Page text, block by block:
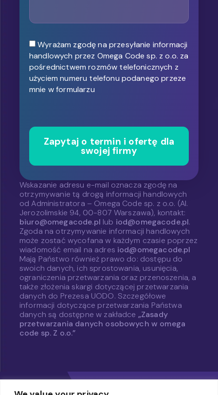
Wyrażam zgodę na przesyłanie informacji
handlowych przez Omega Code sp. z o.o. za
pośrednictwem rozmów telefonicznych z
użyciem numeru telefonu podanego przeze
mnie w formularzu
Zapytaj o termin i ofertę dla
swojej firmy
Wskazanie adresu e-mail oznacza zgodę na
otrzymywanie tą drogą informacji handlowych
od Administratora – Omega Code sp. z o.o. (Al.
Jerozolimskie 94, 00-807 Warszawa), kontakt:
biuro@omegacode.pl lub iod@omegacode.pl.
Zgoda na otrzymywanie informacji handlowych
może zostać wycofana w każdym czasie poprzez
wiadomość email na adres iod@omegacode.pl
Mają Państwo również prawo do: dostępu do
swoich danych, ich sprostowania, usunięcia,
ograniczenia przetwarzania oraz przenoszenia, a
także złożenia skargi dotyczącej przetwarzania
danych do Prezesa UODO. Szczegółowe
informacji dotyczące przetwarzania Państwa
danych są dostępne w zakładce „Zasady
przetwarzania danych osobowych w omega
code sp. Z o.o.”